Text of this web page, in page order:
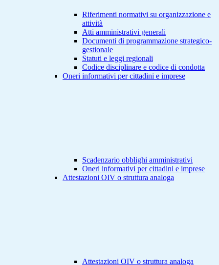
Riferimenti normativi su organizzazione e
attività
Atti amministrativi generali
Documenti di programmazione strategico-
gestionale
Statuti e leggi regionali
Codice disciplinare e codice di condotta
Oneri informativi per cittadini e imprese
Scadenzario obblighi amministrativi
Oneri informativi per cittadini e imprese
Attestazioni OIV o struttura analoga
Attestazioni OIV o struttura analoga